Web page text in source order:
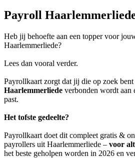
Payroll
Heb jij behoefte aan een topper voor
Haarlemmerliede?
Lees dan vooral verder.
Payrollkaart zorgt dat jij die op zoek bent
Haarlemmerliede verbonden wordt aan
past.
Het tofste gedeelte?
Payrollkaart doet dit compleet gratis &
payrollers uit Haarlemmerliede – voor
het beste geholpen worden in 2026 en